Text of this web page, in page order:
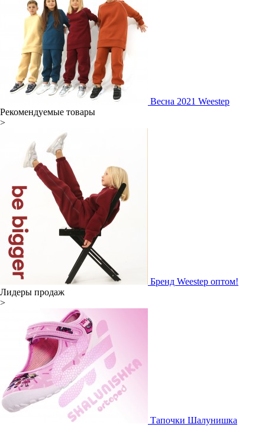
Весна 2021 Weestep
Рекомендуемые товары
>
Бренд Weestep оптом!
Лидеры продаж
>
Тапочки Шалунишка